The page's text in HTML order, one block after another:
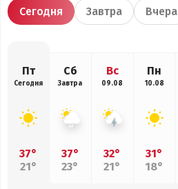
Сегодня Завтра Вчера
Пт
Сегодня
37°
21°
Сб
Завтра
37°
23°
Вс
09.08
32°
21°
Пн
10.08
31°
18°